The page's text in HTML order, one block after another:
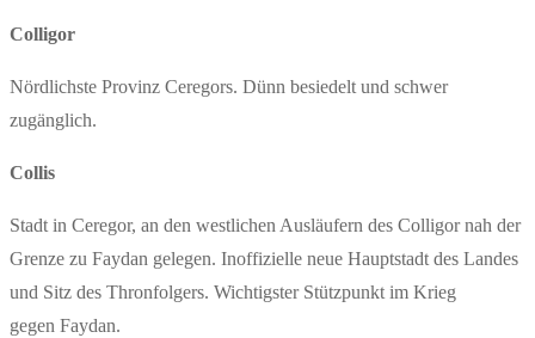
Colligor
Nördlichste Provinz Ceregors. Dünn besiedelt und schwer
zugänglich.
Collis
Stadt in Ceregor, an den westlichen Ausläufern des Colligor nah der
Grenze zu Faydan gelegen. Inoffizielle neue Hauptstadt des Landes
und Sitz des Thronfolgers. Wichtigster Stützpunkt im Krieg
gegen Faydan.